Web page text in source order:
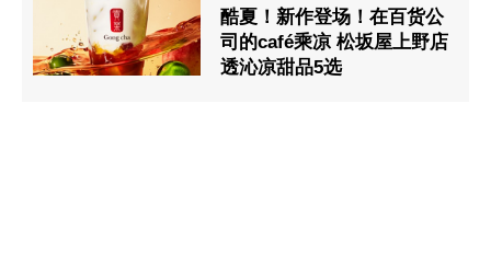
酷夏！新作登场！在百货公
司的café乘凉 松坂屋上野店
透沁凉甜品5选